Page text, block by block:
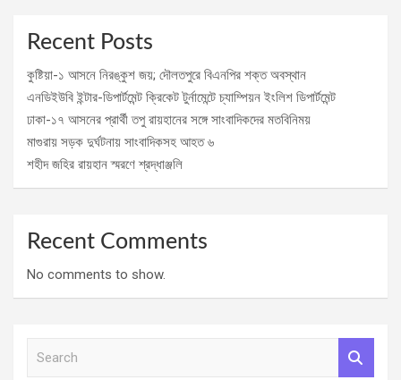
Recent Posts
কুষ্টিয়া-১ আসনে নিরঙ্কুশ জয়; দৌলতপুরে বিএনপির শক্ত অবস্থান
এনডিইউবি ইন্টার-ডিপার্টমেন্ট ক্রিকেট টুর্নামেন্টে চ্যাম্পিয়ন ইংলিশ ডিপার্টমেন্ট
ঢাকা-১৭ আসনের প্রার্থী তপু রায়হানের সঙ্গে সাংবাদিকদের মতবিনিময়
মাগুরায় সড়ক দুর্ঘটনায় সাংবাদিকসহ আহত ৬
শহীদ জহির রায়হান স্মরণে শ্রদ্ধাঞ্জলি
Recent Comments
No comments to show.